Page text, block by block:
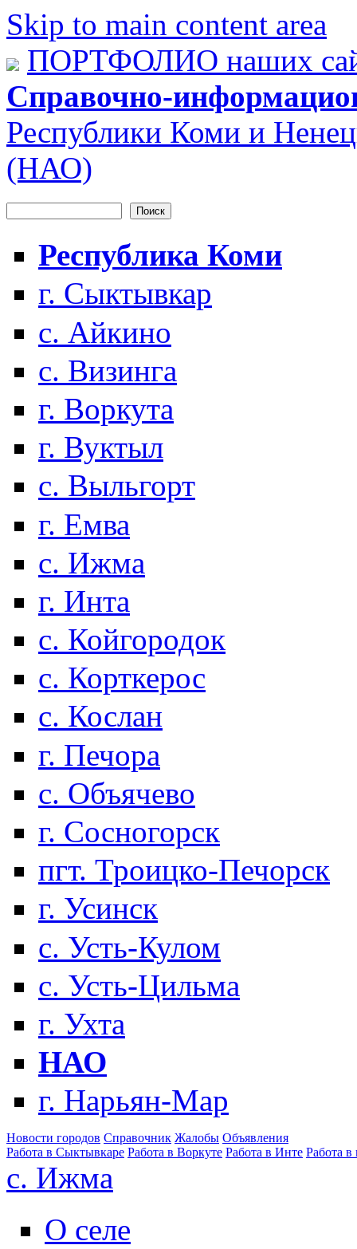
Skip to main content area
ПОРТФОЛИО наших
Справочно-
Республики Коми и
(НАО)
Форма поиска
Республика Коми
г. Сыктывкар
с. Айкино
с. Визинга
г. Воркута
г. Вуктыл
с. Выльгорт
г. Емва
с. Ижма
г. Инта
с. Койгородок
с. Корткерос
с. Кослан
г. Печора
с. Объячево
г. Сосногорск
пгт. Троицко-Печорск
г. Усинск
с. Усть-Кулом
с. Усть-Цильма
г. Ухта
НАО
г. Нарьян-Мар
Новости городов Справочник Жалобы Объявления
Работа в Сыктывкаре Работа в Воркуте Работа в Инте Работа в
с. Ижма
О селе